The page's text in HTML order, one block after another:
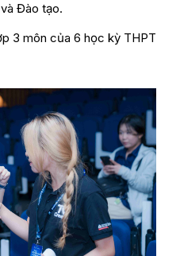
Đào tạo.
3 môn của 6 học kỳ THPT